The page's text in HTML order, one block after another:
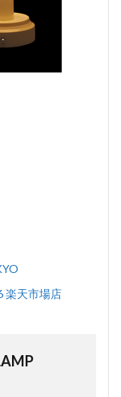
楽天市場店